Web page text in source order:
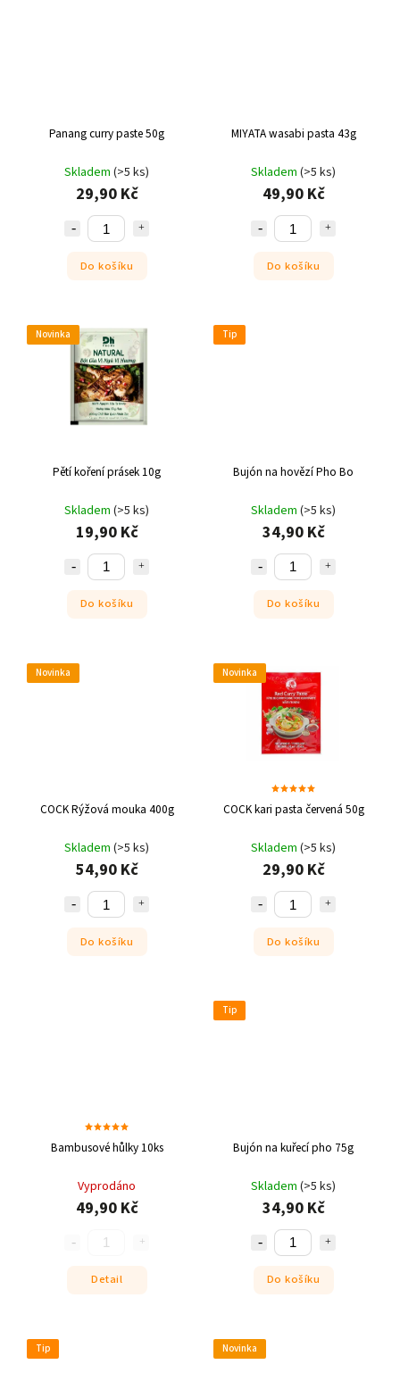
Panang curry paste 50g
Skladem (>5 ks)
29,90 Kč
Do košíku
MIYATA wasabi pasta 43g
Skladem (>5 ks)
49,90 Kč
Do košíku
Novinka
Pětí koření prásek 10g
Skladem (>5 ks)
19,90 Kč
Do košíku
Tip
Bujón na hovězí Pho Bo
Skladem (>5 ks)
34,90 Kč
Do košíku
Novinka
COCK Rýžová mouka 400g
Skladem (>5 ks)
54,90 Kč
Do košíku
Novinka
COCK kari pasta červená 50g
Skladem (>5 ks)
29,90 Kč
Do košíku
Bambusové hůlky 10ks
Vyprodáno
49,90 Kč
Detail
Tip
Bujón na kuřecí pho 75g
Skladem (>5 ks)
34,90 Kč
Do košíku
Tip Novinka